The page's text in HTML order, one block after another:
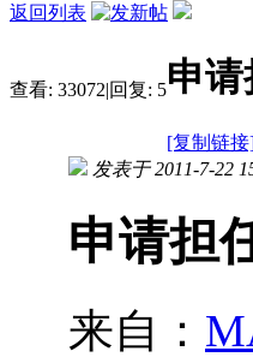
返回列表
查看: 33072|回复: 5申
[复制链
发表于 2011-7-22
申请担
来自：